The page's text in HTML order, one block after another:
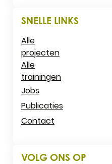
SNELLE LINKS
Alle
projecten
Alle
trainingen
Jobs
Publicaties
Contact
VOLG ONS OP